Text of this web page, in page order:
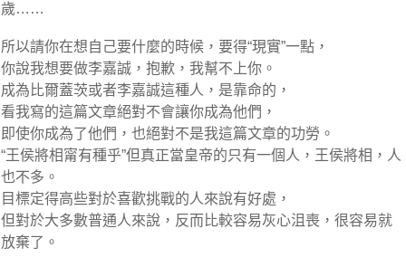
歲……
所以請你在想自己要什麼的時候，要得“現實”一點，
你說我想要做李嘉誠，抱歉，我幫不上你。
成為比爾蓋茨或者李嘉誠這種人，是靠命的，
看我寫的這篇文章絕對不會讓你成為他們，
即使你成為了他們，也絕對不是我這篇文章的功勞。
“王侯將相甯有種乎”但真正當皇帝的只有一個人，王侯將相，人
也不多。
目標定得高些對於喜歡挑戰的人來說有好處，
但對於大多數普通人來說，反而比較容易灰心沮喪，很容易就
放棄了。